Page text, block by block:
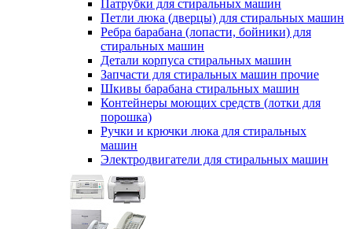
Патрубки для стиральных машин
Петли люка (дверцы) для стиральных машин
Ребра барабана (лопасти, бойники) для
стиральных машин
Детали корпуса стиральных машин
Запчасти для стиральных машин прочие
Шкивы барабана стиральных машин
Контейнеры моющих средств (лотки для
порошка)
Ручки и крючки люка для стиральных
машин
Электродвигатели для стиральных машин